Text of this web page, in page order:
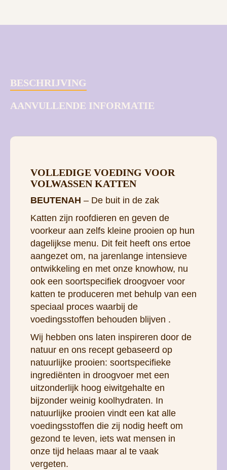
BESCHRIJVING
AANVULLENDE INFORMATIE
VOLLEDIGE VOEDING VOOR
VOLWASSEN KATTEN
BEUTENAH – De buit in de zak
Katten zijn roofdieren en geven de
voorkeur aan zelfs kleine prooien op hun
dagelijkse menu. Dit feit heeft ons ertoe
aangezet om, na jarenlange intensieve
ontwikkeling en met onze knowhow, nu
ook een soortspecifiek droogvoer voor
katten te produceren met behulp van een
speciaal proces waarbij de
voedingsstoffen behouden blijven .
Wij hebben ons laten inspireren door de
natuur en ons recept gebaseerd op
natuurlijke prooien: soortspecifieke
ingrediënten in droogvoer met een
uitzonderlijk hoog eiwitgehalte en
bijzonder weinig koolhydraten. In
natuurlijke prooien vindt een kat alle
voedingsstoffen die zij nodig heeft om
gezond te leven, iets wat mensen in
onze tijd helaas maar al te vaak
vergeten.